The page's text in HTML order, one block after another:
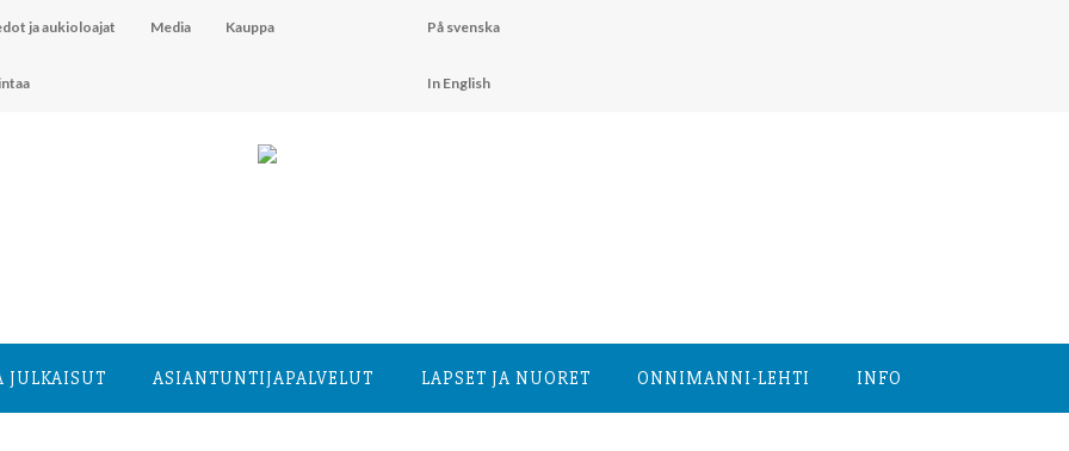
ja aukioloajat Media Kauppa På svenska
In English
JULKAISUT ASIANTUNTIJA­PALVELUT LAPSET JA NUORET ONNIMANNI-LEHTI INFO